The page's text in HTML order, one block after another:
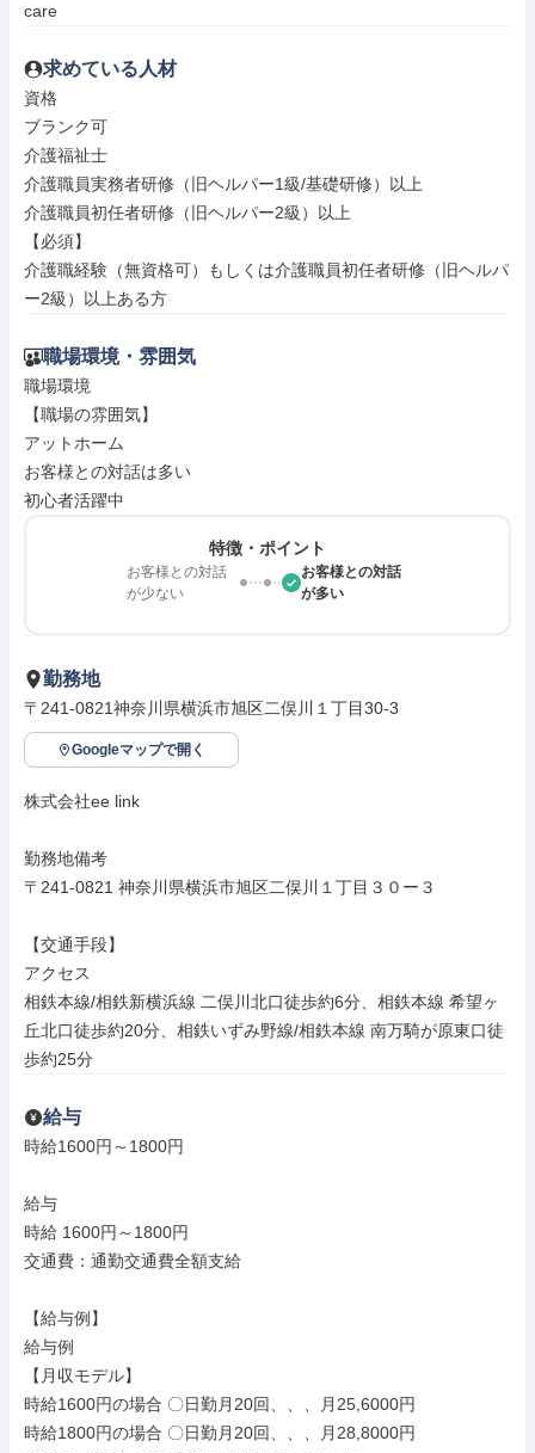
care
求めている人材
資格
ブランク可
介護福祉士
介護職員実務者研修（旧ヘルパー1級/基礎研修）以上
介護職員初任者研修（旧ヘルパー2級）以上
【必須】
介護職経験（無資格可）もしくは介護職員初任者研修（旧ヘルパ
ー2級）以上ある方
職場環境・雰囲気
職場環境
【職場の雰囲気】
アットホーム
お客様との対話は多い
初心者活躍中
特徴・ポイント
お客様との対話
が少ない
お客様との対話
が多い
勤務地
〒241-0821神奈川県横浜市旭区二俣川１丁目30-3
Googleマップで開く
株式会社ee link
勤務地備考
〒241-0821 神奈川県横浜市旭区二俣川１丁目３０ー３
【交通手段】
アクセス
相鉄本線/相鉄新横浜線 二俣川北口徒歩約6分、相鉄本線 希望ヶ
丘北口徒歩約20分、相鉄いずみ野線/相鉄本線 南万騎が原東口徒
歩約25分
給与
時給1600円～1800円
給与
時給 1600円～1800円
交通費：通勤交通費全額支給
【給与例】
給与例
【月収モデル】
時給1600円の場合 〇日勤月20回、、、月25,6000円
時給1800円の場合 〇日勤月20回、、、月28,8000円